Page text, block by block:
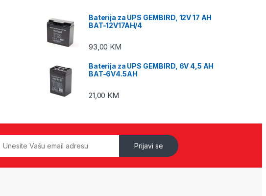
Baterija za UPS GEMBIRD, 12V 17 AH
BAT-12V17AH/4
93,00 KM
Baterija za UPS GEMBIRD, 6V 4,5 AH
BAT-6V4.5AH
21,00 KM
Prijavi se